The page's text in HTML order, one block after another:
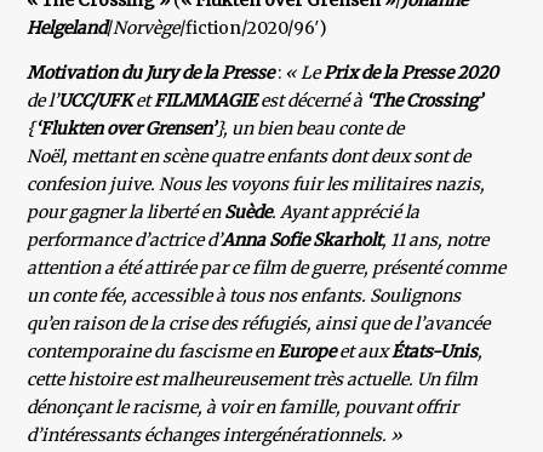
Helgeland/Norvège/fiction/2020/96′)
Motivation du Jury de la Presse: « LePrix de la Presse 2020
de l’UCC/UFKetFILMMAGIEest décerné à ‘The Crossing’
{‘Flukten over Grensen’}, un bien beau conte de
Noël, mettant en scène quatre enfants dont deux sont de
confesion juive. Nous les voyons fuir les militaires nazis,
pour gagner la liberté enSuède. Ayant apprécié la
performance d’actrice d’Anna Sofie Skarholt, 11 ans, notre
attention a été attirée par ce film de guerre, présenté comme
un conte fée, accessible à tous nos enfants. Soulignons
qu’en raison de la crise des réfugiés, ainsi que de l’avancée
contemporaine du fascisme enEuropeet auxÉtats-Unis,
cette histoire est malheureusement très actuelle. Un film
dénonçant le racisme, à voir en famille, pouvant offrir
d’intéressants échanges intergénérationnels. »